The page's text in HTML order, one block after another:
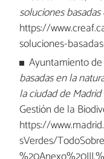
soluciones
https://
soluciones-
Ayuntamiento de
basadas en la
la ciudad de Madrid
Gestión de la
https://
sVerdes/